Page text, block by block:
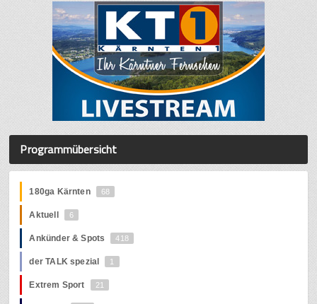
Programmübersicht
180ga Kärnten 68
Aktuell 6
Ankünder & Spots 418
der TALK spezial 1
Extrem Sport 21